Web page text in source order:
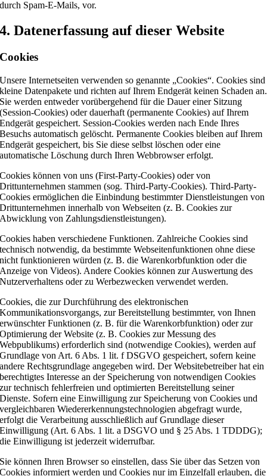
durch Spam-E-Mails, vor.
4. Datenerfassung auf dieser Website
Cookies
Unsere Internetseiten verwenden so genannte „Cookies“. Cookies sind
kleine Datenpakete und richten auf Ihrem Endgerät keinen Schaden an.
Sie werden entweder vorübergehend für die Dauer einer Sitzung
(Session-Cookies) oder dauerhaft (permanente Cookies) auf Ihrem
Endgerät gespeichert. Session-Cookies werden nach Ende Ihres
Besuchs automatisch gelöscht. Permanente Cookies bleiben auf Ihrem
Endgerät gespeichert, bis Sie diese selbst löschen oder eine
automatische Löschung durch Ihren Webbrowser erfolgt.
Cookies können von uns (First-Party-Cookies) oder von
Drittunternehmen stammen (sog. Third-Party-Cookies). Third-Party-
Cookies ermöglichen die Einbindung bestimmter Dienstleistungen von
Drittunternehmen innerhalb von Webseiten (z. B. Cookies zur
Abwicklung von Zahlungsdienstleistungen).
Cookies haben verschiedene Funktionen. Zahlreiche Cookies sind
technisch notwendig, da bestimmte Webseitenfunktionen ohne diese
nicht funktionieren würden (z. B. die Warenkorbfunktion oder die
Anzeige von Videos). Andere Cookies können zur Auswertung des
Nutzerverhaltens oder zu Werbezwecken verwendet werden.
Cookies, die zur Durchführung des elektronischen
Kommunikationsvorgangs, zur Bereitstellung bestimmter, von Ihnen
erwünschter Funktionen (z. B. für die Warenkorbfunktion) oder zur
Optimierung der Website (z. B. Cookies zur Messung des
Webpublikums) erforderlich sind (notwendige Cookies), werden auf
Grundlage von Art. 6 Abs. 1 lit. f DSGVO gespeichert, sofern keine
andere Rechtsgrundlage angegeben wird. Der Websitebetreiber hat ein
berechtigtes Interesse an der Speicherung von notwendigen Cookies
zur technisch fehlerfreien und optimierten Bereitstellung seiner
Dienste. Sofern eine Einwilligung zur Speicherung von Cookies und
vergleichbaren Wiedererkennungstechnologien abgefragt wurde,
erfolgt die Verarbeitung ausschließlich auf Grundlage dieser
Einwilligung (Art. 6 Abs. 1 lit. a DSGVO und § 25 Abs. 1 TDDDG);
die Einwilligung ist jederzeit widerrufbar.
Sie können Ihren Browser so einstellen, dass Sie über das Setzen von
Cookies informiert werden und Cookies nur im Einzelfall erlauben, die